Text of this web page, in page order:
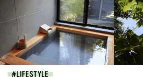
LIFESTYLE